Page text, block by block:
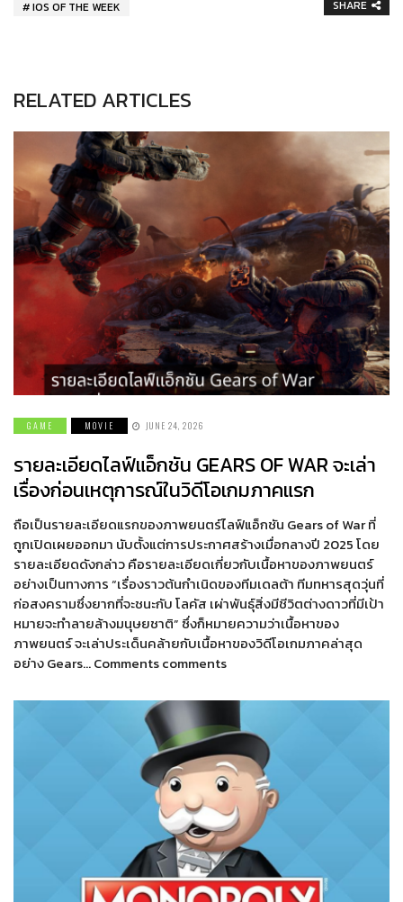
IOS OF THE WEEK SHARE
RELATED ARTICLES
GAME MOVIE JUNE 24, 2026
รายละเอียดไลฟ์แอ็กชัน GEARS OF WAR จะเล่า
เรื่องก่อนเหตุการณ์ในวิดีโอเกมภาคแรก
ถือเป็นรายละเอียดแรกของภาพยนตร์ไลฟ์แอ็กชัน Gears of War ที่
ถูกเปิดเผยออกมา นับตั้งแต่การประกาศสร้างเมื่อกลางปี 2025 โดย
รายละเอียดดังกล่าว คือรายละเอียดเกี่ยวกับเนื้อหาของภาพยนตร์
อย่างเป็นทางการ “เรื่องราวต้นกำเนิดของทีมเดลต้า ทีมทหารสุดวุ่นที่
ก่อสงครามซึ่งยากที่จะชนะกับ โลคัส เผ่าพันธุ์สิ่งมีชีวิตต่างดาวที่มีเป้า
หมายจะทำลายล้างมนุษยชาติ” ซึ่งก็หมายความว่าเนื้อหาของ
ภาพยนตร์ จะเล่าประเด็นคล้ายกับเนื้อหาของวิดีโอเกมภาคล่าสุด
อย่าง Gears… Comments comments